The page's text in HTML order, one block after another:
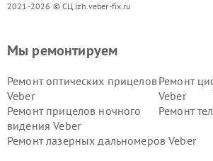
2021-2026 © СЦ izh.veber-fix.ru
Мы ремонтируем
Ремонт оптических прицелов
Veber
Ремонт
Veber
Ремонт прицелов ночного
видения Veber
Ремонт
Ремонт лазерных дальномеров Veber